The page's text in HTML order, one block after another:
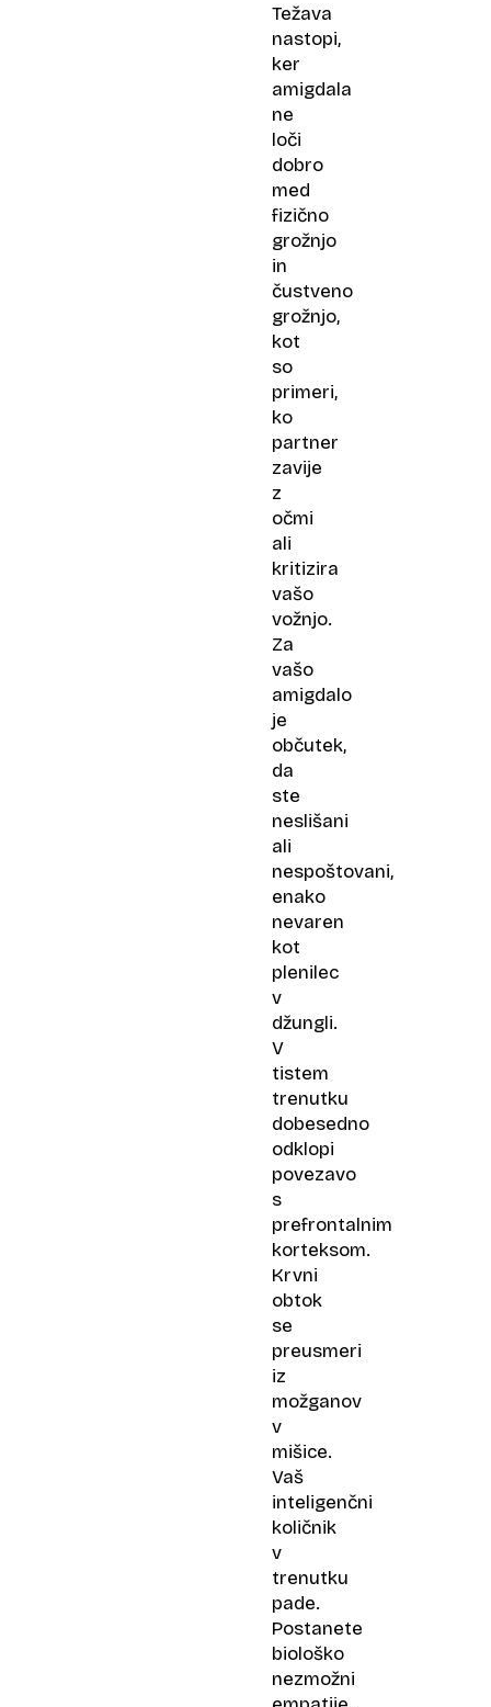
Težava
nastopi,
ker
amigdala
ne
loči
dobro
med
fizično
grožnjo
in
čustveno
grožnjo,
kot
so
primeri,
ko
partner
zavije
z
očmi
ali
kritizira
vašo
vožnjo.
Za
vašo
amigdalo
je
občutek,
da
ste
neslišani
ali
nespoštovani,
enako
nevaren
kot
plenilec
v
džungli.
V
tistem
trenutku
dobesedno
odklopi
povezavo
s
prefrontalnim
korteksom.
Krvni
obtok
se
preusmeri
iz
možganov
v
mišice.
Vaš
inteligenčni
količnik
v
trenutku
pade.
Postanete
biološko
nezmožni